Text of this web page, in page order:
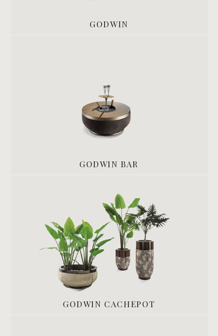
GODWIN
GODWIN BAR
GODWIN CACHEPOT